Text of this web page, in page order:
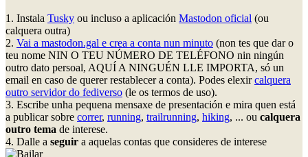
1. Instala Tusky ou incluso a aplicación Mastodon oficial (ou
calquera outra)
2. Vai a mastodon.gal e crea a conta nun minuto (non tes que dar o
teu nome NIN O TEU NÚMERO DE TELÉFONO nin ningún
outro dato persoal, AQUÍ A NINGUÉN LLE IMPORTA, só un
email en caso de querer restablecer a conta). Podes elexircalquera
outro servidor do fediverso (le os termos de uso).
3. Escribe unha pequena mensaxe de presentación e mira quen está
a publicar sobre correr, running, trailrunning, hiking, ... ou calquera
outro tema de interese.
4. Dalle a seguir a aquelas contas que consideres de interese